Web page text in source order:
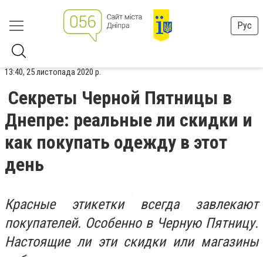
Рус
13:40, 25 листопада 2020 р.
Секреты Черной Пятницы в
Днепре: реальные ли скидки и
как покупать одежду в этот
день
Красные этикетки всегда завлекают
покупателей. Особенно в Черную Пятницу.
Настоящие ли эти скидки или магазины